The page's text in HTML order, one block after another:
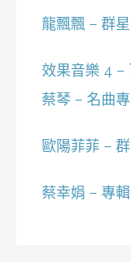
龍飄飄 – 群
效果音樂 4 –
蔡琴 – 名曲
歐陽菲菲 –
蔡幸娟 – 專